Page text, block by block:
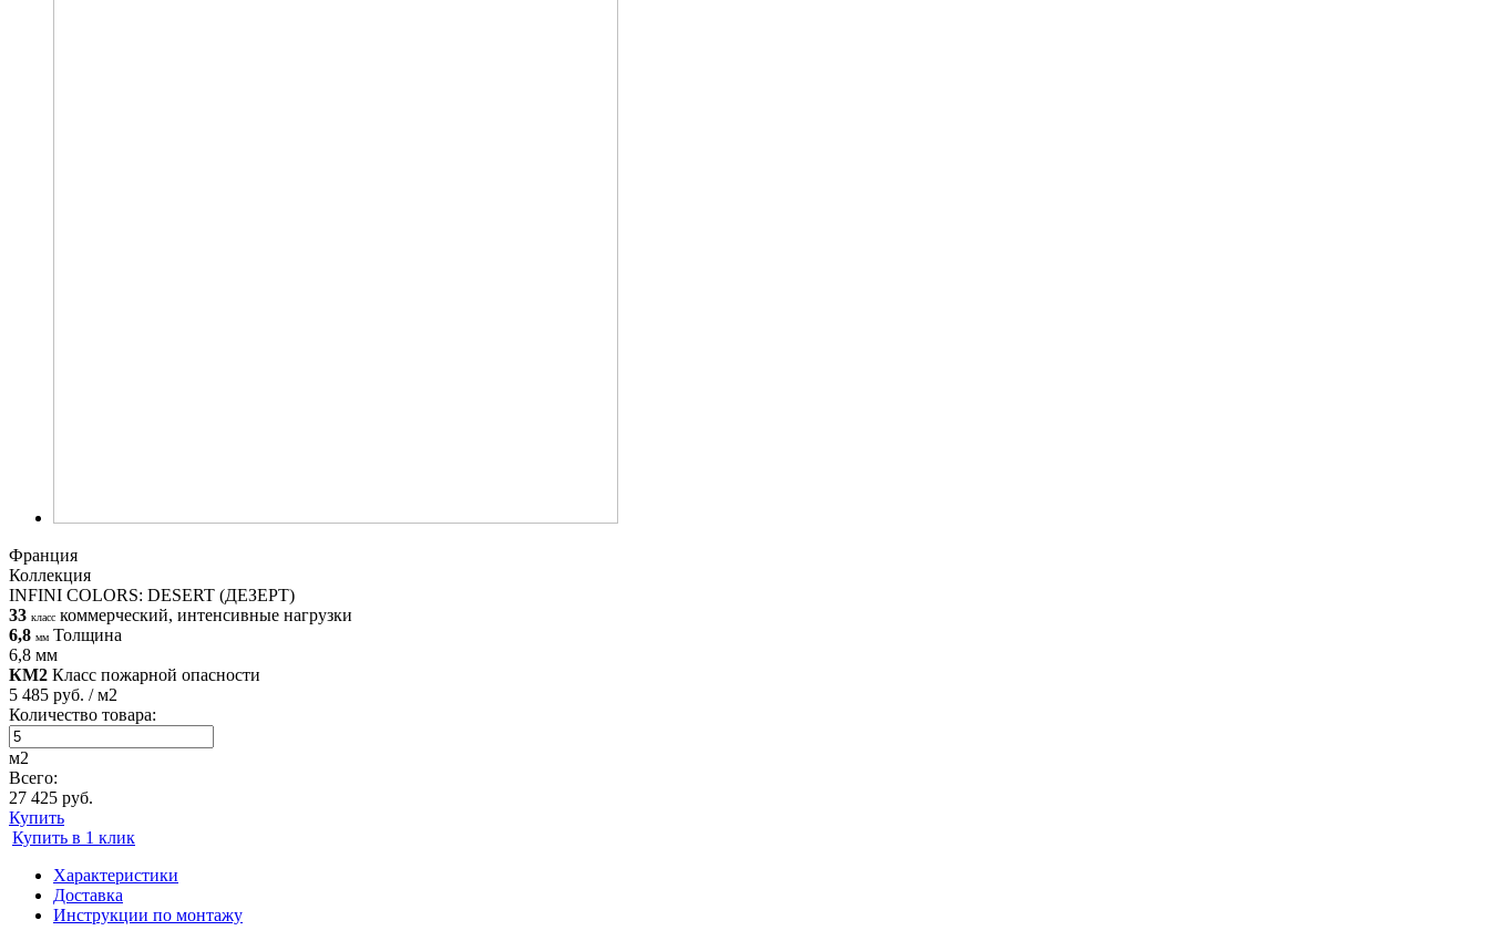
Франция
Коллекция
INFINI COLORS: DESERT (ДЕЗЕРТ)
33 класс коммерческий, интенсивные нагрузки
6,8 мм Толщина
6,8 мм
КМ2 Класс пожарной опасности
5 485 руб. / м2
Количество товара:
м2
Всего:
27 425 руб.
Купить
Купить в 1 клик
Характеристики
Доставка
Инструкции по монтажу